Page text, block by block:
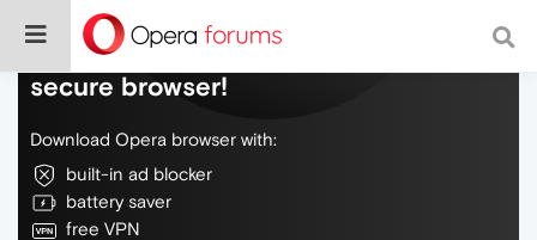
Do more on the web, with a fast and
secure browser!
Download Opera browser with:
built-in ad blocker
battery saver
free VPN